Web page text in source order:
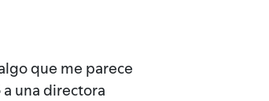
que me parece
a una directora